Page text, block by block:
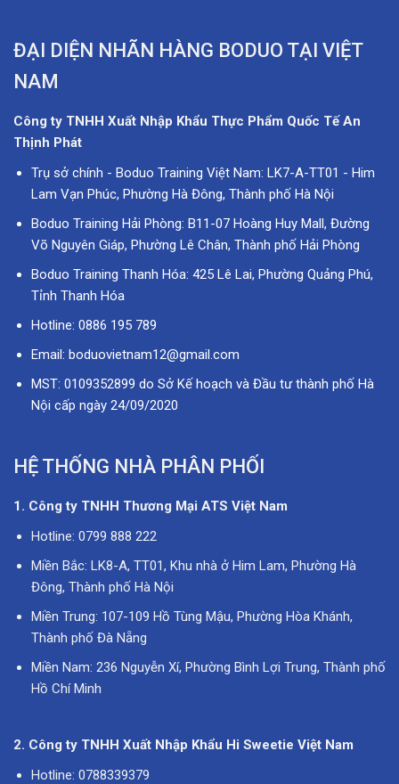
ĐẠI DIỆN NHÃN HÀNG BODUO TẠI VIỆT
NAM
Công ty TNHH Xuất Nhập Khẩu Thực Phẩm Quốc Tế An
Thịnh Phát
Trụ sở chính - Boduo Training Việt Nam: LK7-A-TT01 - Him
Lam Vạn Phúc, Phường Hà Đông, Thành phố Hà Nội
Boduo Training Hải Phòng: B11-07 Hoàng Huy Mall, Đường
Võ Nguyên Giáp, Phường Lê Chân, Thành phố Hải Phòng
Boduo Training Thanh Hóa: 425 Lê Lai, Phường Quảng Phú,
Tỉnh Thanh Hóa
Hotline: 0886 195 789
Email: boduovietnam12@gmail.com
MST: 0109352899 do Sở Kế hoạch và Đầu tư thành phố Hà
Nội cấp ngày 24/09/2020
HỆ THỐNG NHÀ PHÂN PHỐI
1. Công ty TNHH Thương Mại ATS Việt Nam
Hotline: 0799 888 222
Miền Bắc: LK8-A, TT01, Khu nhà ở Him Lam, Phường Hà
Đông, Thành phố Hà Nội
Miền Trung: 107-109 Hồ Tùng Mậu, Phường Hòa Khánh,
Thành phố Đà Nẵng
Miền Nam: 236 Nguyễn Xí, Phường Bình Lợi Trung, Thành phố
Hồ Chí Minh
2. Công ty TNHH Xuất Nhập Khẩu Hi Sweetie Việt Nam
Hotline: 0788339379